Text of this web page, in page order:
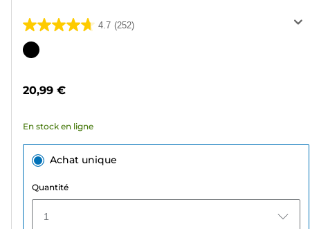
4.7 (252)
4.7
sur
252
Cartouche
20,99 €
En stock en ligne
Achat unique
Quantité
1